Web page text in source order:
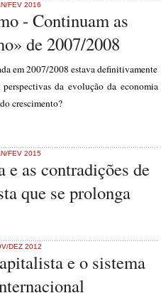
FEV 2016
- Continuam as
de 2007/2008
em 2007/2008 estava definitivamente
da evolução da economia
crescimento?
FEV 2015
e as contradições de
que se prolonga
DEZ 2012
e o sistema